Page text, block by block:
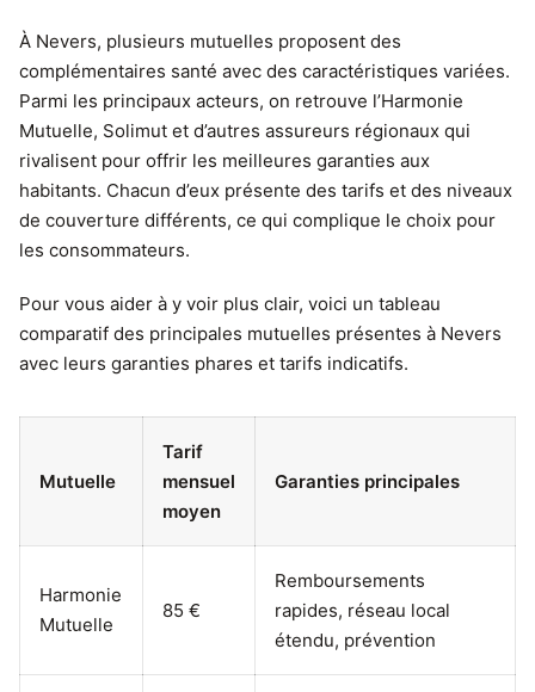
À Nevers, plusieurs mutuelles proposent des
complémentaires santé avec des caractéristiques variées.
Parmi les principaux acteurs, on retrouve l’Harmonie
Mutuelle, Solimut et d’autres assureurs régionaux qui
rivalisent pour offrir les meilleures garanties aux
habitants. Chacun d’eux présente des tarifs et des niveaux
de couverture différents, ce qui complique le choix pour
les consommateurs.
Pour vous aider à y voir plus clair, voici un tableau
comparatif des principales mutuelles présentes à Nevers
avec leurs garanties phares et tarifs indicatifs.
Mutuelle
Tarif
mensuel
moyen
Garanties principales
Harmonie
Mutuelle
85 €
Remboursements
rapides, réseau local
étendu, prévention